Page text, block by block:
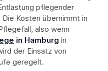
pflegender
Kosten übernimmt in
also wenn
in Hamburg in
der Einsatz von
geregelt.